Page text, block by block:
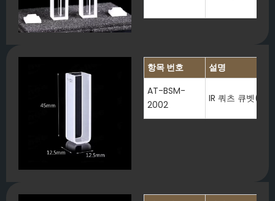
항목 번호
설명
AT-BSM-
2002
IR 쿼츠 큐벳